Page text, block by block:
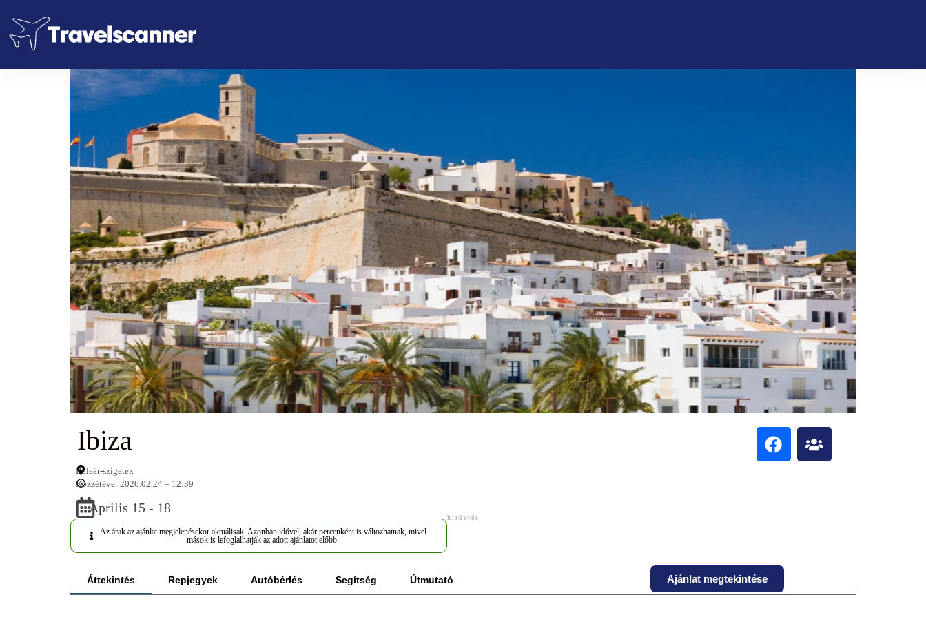
Ibiza
Baleár-szigetek
Közzétéve: 2026.02.24 – 12:39
Április 15 - 18
hirdetés
Az árak az ajánlat megjelenésekor aktuálisak. Azonban idővel, akár percenként is változhatnak, mivel
mások is lefoglalhatják az adott ajánlatot előbb.
Áttekintés Repjegyek Autóbérlés Segítség Útmutató Ajánlat megtekintése